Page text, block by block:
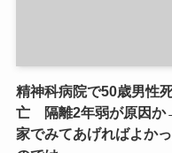
精神科病院で50歳男性
亡 隔離2年弱が原因か
家でみてあげればよか